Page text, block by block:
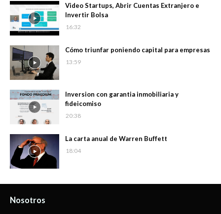
Video Startups, Abrir Cuentas Extranjero e
Invertir Bolsa
16:32
Cómo triunfar poniendo capital para empresas
13:59
Inversion con garantia inmobiliaria y
fideicomiso
20:38
La carta anual de Warren Buffett
18:04
Nosotros